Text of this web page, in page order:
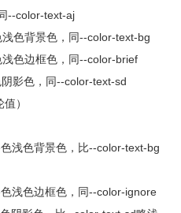
--color-text-aj
色背景色，同--color-text-bg
色边框色，同--color-brief
影色，同--color-text-sd
）
浅色背景色，比--color-text-bg
浅色边框色，同--color-ignore